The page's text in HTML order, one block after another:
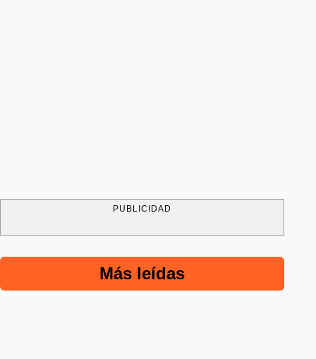
PUBLICIDAD
Más leídas